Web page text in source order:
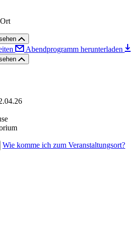
Abendprogramm herunterladen
Wie komme ich zum Veranstaltungsort?